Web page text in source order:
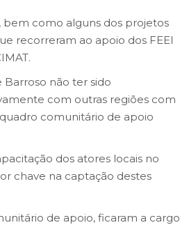
bem como alguns dos projetos
recorreram ao apoio dos FEEI
não ter sido
com outras regiões com
comunitário de apoio
dos atores locais no
chave na captação destes
de apoio, ficaram a cargo